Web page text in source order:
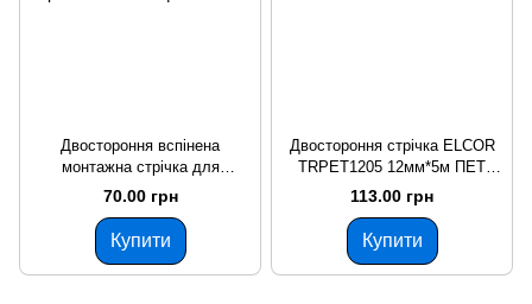
Двостороння вспінена
монтажна стрічка для
зовнішніх робіт ELCOR
TRIXPE192b 19мм*2м чорна
70.00 грн
Купити
Двостороння стрічка ELCOR
TRPET1205 12мм*5м ПЕТ
прозора
113.00 грн
Купити